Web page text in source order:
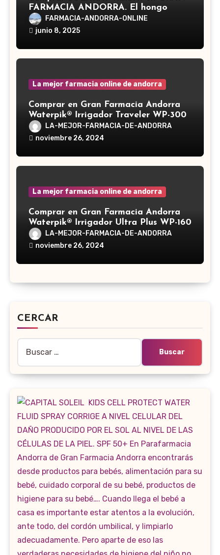
FARMACIA ANDORRA. El hongo
Reishi, cuyo nombre científico es
Ganoderma lucidum, es un hongo
en la medicina tradicional asiática
FARMACIA-ANDORRA-ONLINE
junio 8, 2025
La mejor farmacia online de andorra
Comprar en Gran Farmacia Andorra
Waterpik® Irrigador Traveler WP-300
LA-MEJOR-FARMACIA-DE-ANDORRA
noviembre 26, 2024
La mejor farmacia online de andorra
Comprar en Gran Farmacia Andorra
Waterpik® Irrigador Ultra Plus WP-160
LA-MEJOR-FARMACIA-DE-ANDORRA
noviembre 26, 2024
CERCAR